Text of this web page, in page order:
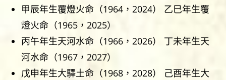
甲辰年生覆燈火命（1964，2024） 乙巳年生覆
燈火命（1965，2025）
丙午年生天河水命（1966，2026） 丁未年生天
河水命（1967，2027）
戊申年生大驛土命（1968，2028） 己酉年生大